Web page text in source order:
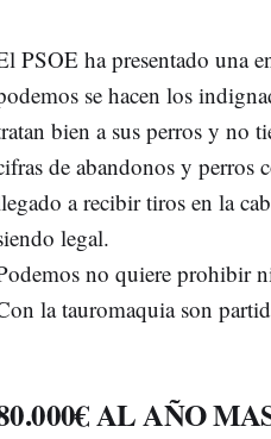
PSOE ha presentado una
se hacen los
bien a sus perros y no
de abandonos y perros
a recibir tiros en la
legal.
no quiere prohibir
la tauromaquia son
AL AÑO